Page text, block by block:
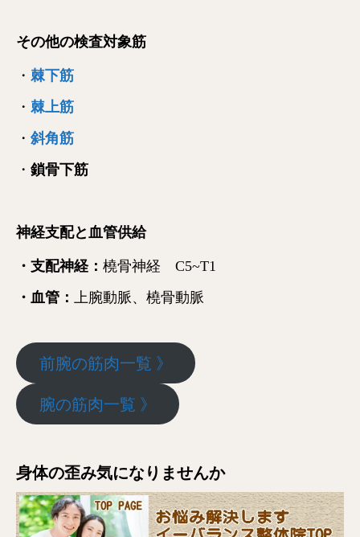
その他の検査対象筋
・ 棘下筋
・ 棘上筋
・ 斜角筋
・ 鎖骨下筋
神経支配と血管供給
・支配神経： 橈骨神経 C5~T1
・血管： 上腕動脈、橈骨動脈
前腕の筋肉一覧 》
腕の筋肉一覧 》
身体の歪み気になりませんか